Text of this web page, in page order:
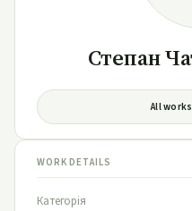
Степан
All
WORK DETAILS
Категорія